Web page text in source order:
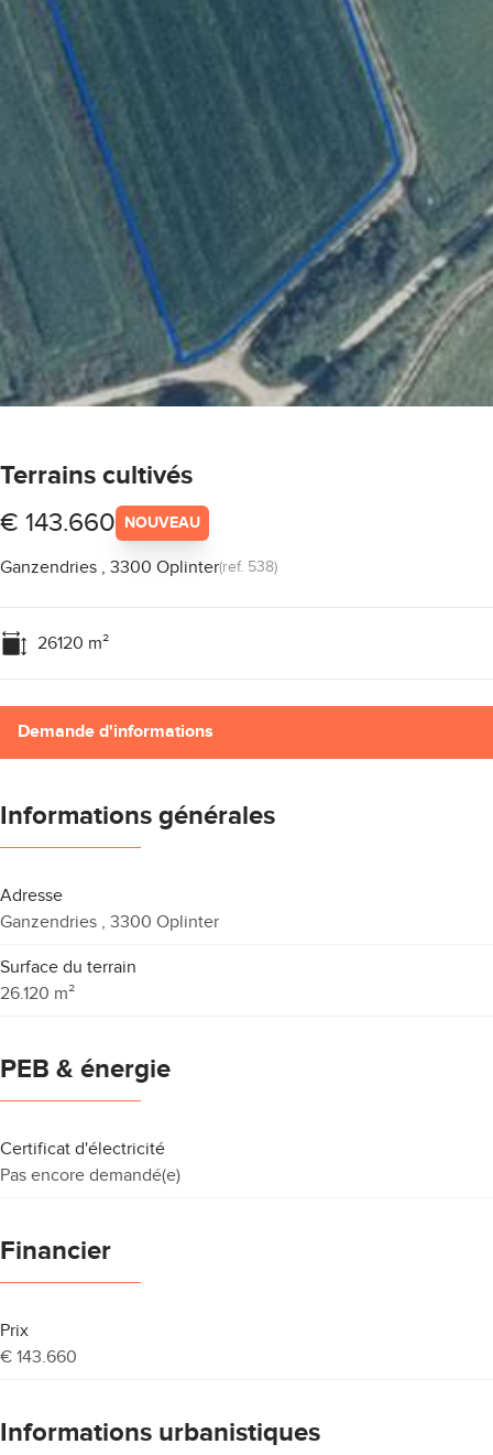
Terrains cultivés
€ 143.660 NOUVEAU
Ganzendries , 3300 Oplinter(ref. 538)
26120 m²
Demande d'informations
Informations générales
Adresse
Ganzendries , 3300 Oplinter
Surface du terrain
26.120 m²
PEB & énergie
Certificat d'électricité
Pas encore demandé(e)
Financier
Prix
€ 143.660
Informations urbanistiques